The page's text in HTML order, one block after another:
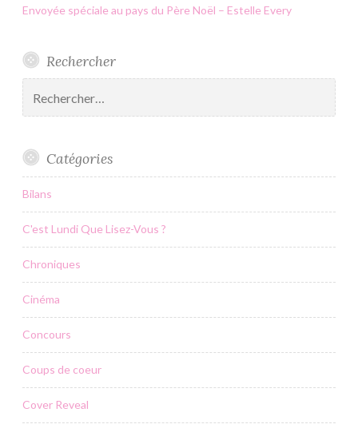
Envoyée spéciale au pays du Père Noël – Estelle Every
Rechercher
Catégories
Bilans
C'est Lundi Que Lisez-Vous ?
Chroniques
Cinéma
Concours
Coups de coeur
Cover Reveal